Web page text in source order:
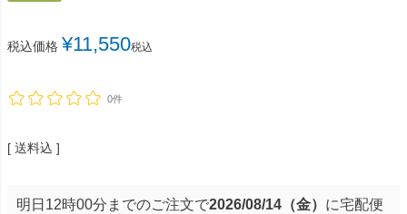
税込価格 ¥11,550税込
0件
送料込
明日 12時00分 までのご注文で2026/08/14（金） に宅配便